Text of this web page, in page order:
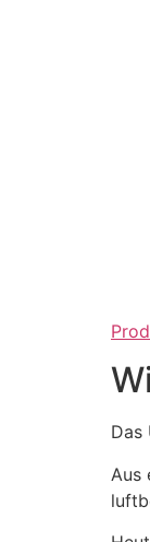
Das
Aus